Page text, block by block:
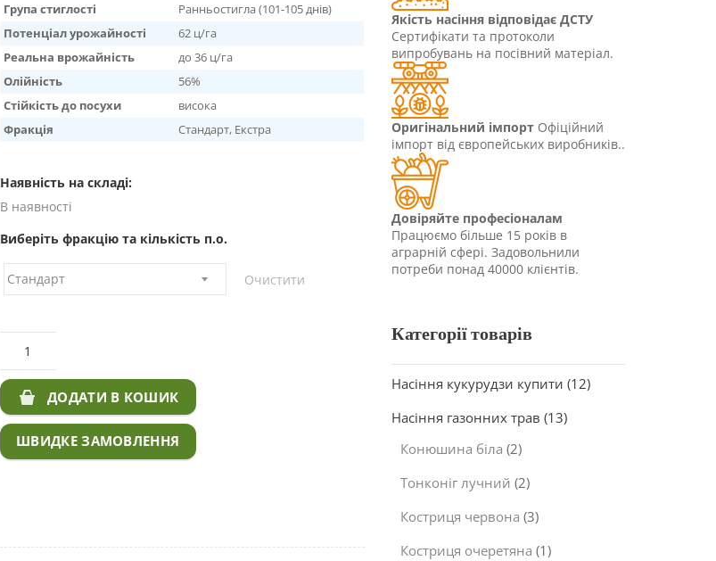
Група стиглості
Ранньостигла (101-105 днів)
Потенціал урожайності
62 ц/га
Реальна врожайність
до 36 ц/га
Олійність
56%
Стійкість до посухи
висока
Фракція
Стандарт, Екстра
Наявність на складі:
В наявності
Виберіть фракцію та кількість п.о.
Очистити
ДОДАТИ В КОШИК
ШВИДКЕ ЗАМОВЛЕННЯ
Якість насіння відповідає ДСТУ
Сертифікати та протоколи
випробувань на посівний матеріал.
Оригінальний імпорт Офіційний
імпорт від європейських виробників..
Довіряйте професіоналам
Працюємо більше 15 років в
аграрній сфері. Задовольнили
потреби понад 40000 клієнтів.
Категорії товарів
Насіння кукурудзи купити (12)
Насіння газонних трав (13)
Конюшина біла (2)
Тонконіг лучний (2)
Костриця червона (3)
Костриця очеретяна (1)